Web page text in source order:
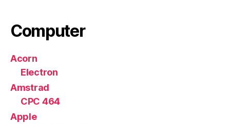
Computer
Acorn
Electron
Amstrad
CPC 464
Apple